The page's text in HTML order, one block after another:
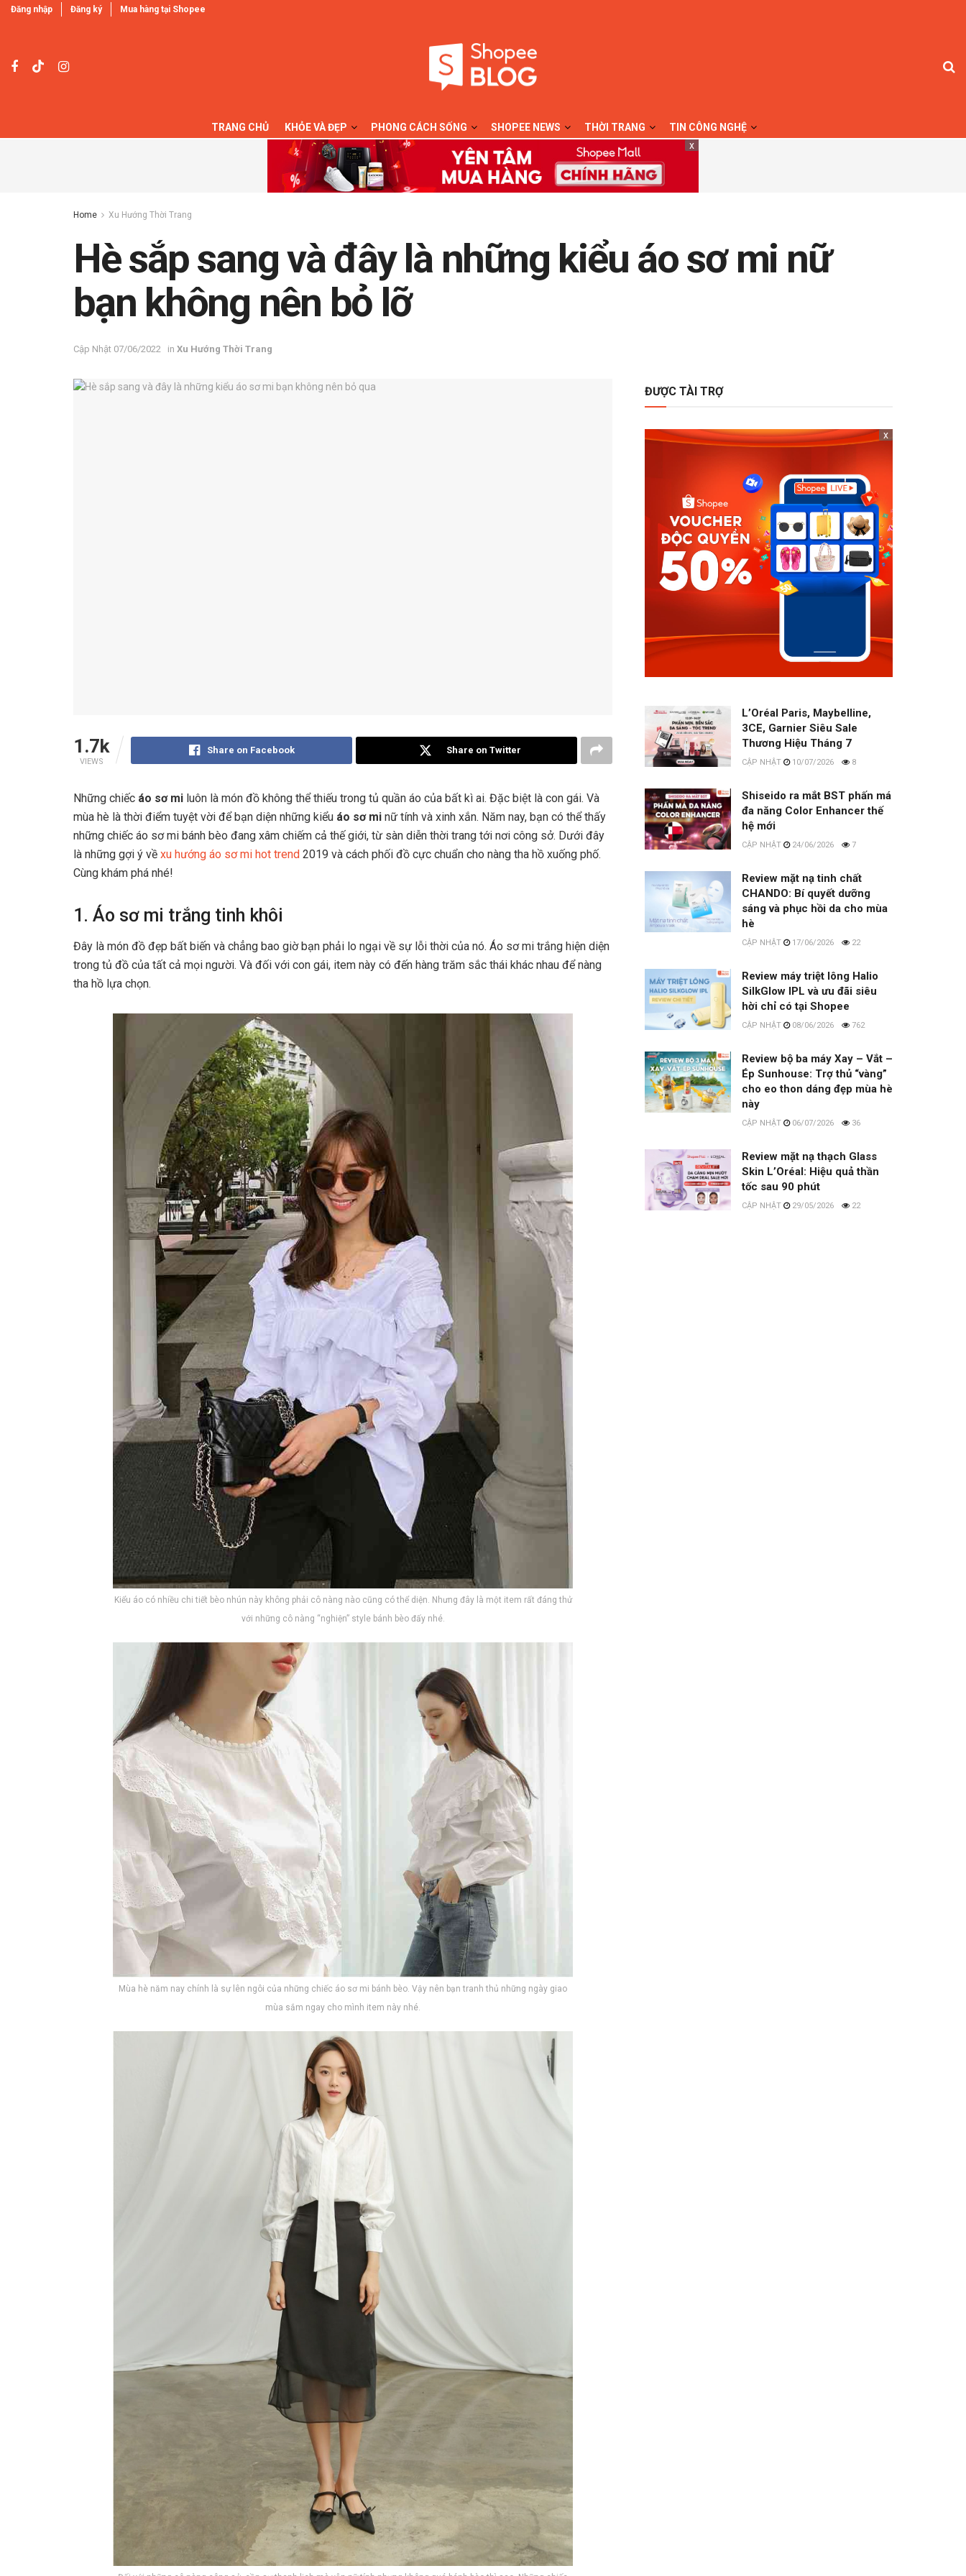
Đăng nhập Đăng ký Mua hàng tại Shopee
TRANG CHỦ KHỎE VÀ ĐẸP PHONG CÁCH SỐNG SHOPEE NEWS THỜI TRANG
TIN CÔNG NGHỆ
x
Home Xu Hướng Thời Trang
Hè sắp sang và đây là những kiểu áo sơ mi nữ
bạn không nên bỏ lỡ
07/06/2022 in Xu Hướng Thời Trang
1.7k
VIEWS
Share on Facebook Share on Twitter
Những chiếc áo sơ mi luôn là món đồ không thể thiếu trong tủ quần áo của bất kì ai. Đặc biệt là con gái. Và
mùa hè là thời điểm tuyệt vời để bạn diện những kiểu áo sơ mi nữ tính và xinh xắn. Năm nay, bạn có thể thấy
những chiếc áo sơ mi bánh bèo đang xâm chiếm cả thế giới, từ sàn diễn thời trang tới nơi công sở. Dưới đây
là những gợi ý về xu hướng áo sơ mi hot trend 2019 và cách phối đồ cực chuẩn cho nàng tha hồ xuống phố.
Cùng khám phá nhé!
1. Áo sơ mi trắng tinh khôi
Đây là món đồ đẹp bất biến và chẳng bao giờ bạn phải lo ngại về sự lỗi thời của nó. Áo sơ mi trắng hiện diện
trong tủ đồ của tất cả mọi người. Và đối với con gái, item này có đến hàng trăm sắc thái khác nhau để nàng
tha hồ lựa chọn.
Kiểu áo có nhiều chi tiết bèo nhún này không phải cô nàng nào cũng có thể diện. Nhưng đây là một item rất đáng thử
với những cô nàng “nghiện” style bánh bèo đấy nhé.
Mùa hè năm nay chính là sự lên ngôi của những chiếc áo sơ mi bánh bèo. Vậy nên bạn tranh thủ những ngày giao
mùa sắm ngay cho mình item này nhé.
ĐƯỢC TÀI TRỢ
x
L’Oréal Paris, Maybelline,
3CE, Garnier Siêu Sale
Thương Hiệu Tháng 7
10/07/2026 8
Shiseido ra mắt BST phấn má
đa năng Color Enhancer thế
hệ mới
24/06/2026 7
Review mặt nạ tinh chất
CHANDO: Bí quyết dưỡng
sáng và phục hồi da cho mùa
hè
17/06/2026 22
Review máy triệt lông Halio
SilkGlow IPL và ưu đãi siêu
hời chỉ có tại Shopee
08/06/2026 762
Review bộ ba máy Xay – Vắt –
Ép Sunhouse: Trợ thủ “vàng”
cho eo thon dáng đẹp mùa hè
này
06/07/2026 36
Review mặt nạ thạch Glass
Skin L’Oréal: Hiệu quả thần
tốc sau 90 phút
29/05/2026 22